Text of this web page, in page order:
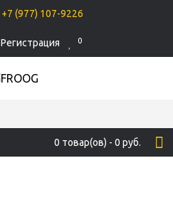
+7 (977) 107-9226
Регистрация 0
0 товар(ов) - 0 руб.